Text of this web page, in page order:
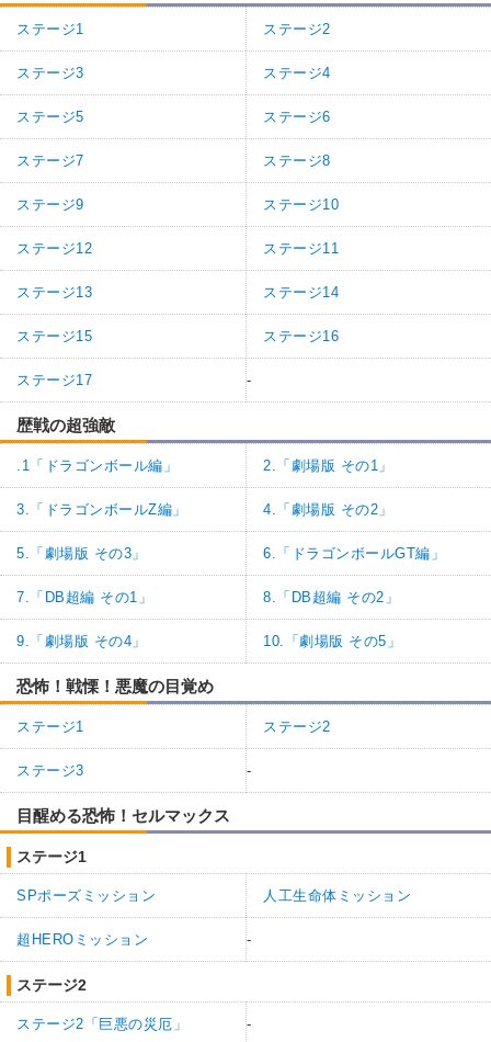
ステージ1 ステージ2
ステージ3 ステージ4
ステージ5 ステージ6
ステージ7 ステージ8
ステージ9 ステージ10
ステージ12 ステージ11
ステージ13 ステージ14
ステージ15 ステージ16
ステージ17 -
歴戦の超強敵
.1「ドラゴンボール編」 2.「劇場版 その1」
3.「ドラゴンボールZ編」 4.「劇場版 その2」
5.「劇場版 その3」 6.「ドラゴンボールGT編」
7.「DB超編 その1」 8.「DB超編 その2」
9.「劇場版 その4」 10.「劇場版 その5」
恐怖！戦慄！悪魔の目覚め
ステージ1 ステージ2
ステージ3 -
目醒める恐怖！セルマックス
ステージ1
SPポーズミッション 人工生命体ミッション
超HEROミッション -
ステージ2
ステージ2「巨悪の災厄」 -